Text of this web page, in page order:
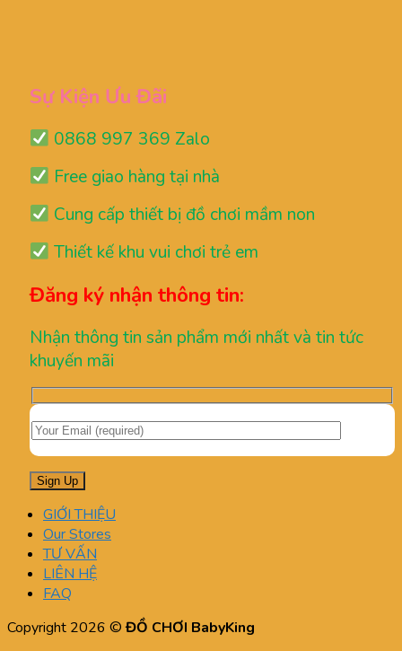
Sự Kiện Ưu Đãi
0868 997 369 Zalo
Free giao hàng tại nhà
Cung cấp thiết bị đồ chơi mầm non
Thiết kế khu vui chơi trẻ em
Đăng ký nhận thông tin:
Nhận thông tin sản phẩm mới nhất và tin tức
khuyến mãi
GIỚI THIỆU
Our Stores
TƯ VẤN
LIÊN HỆ
FAQ
Copyright 2026 ©ĐỒ CHƠI BabyKing